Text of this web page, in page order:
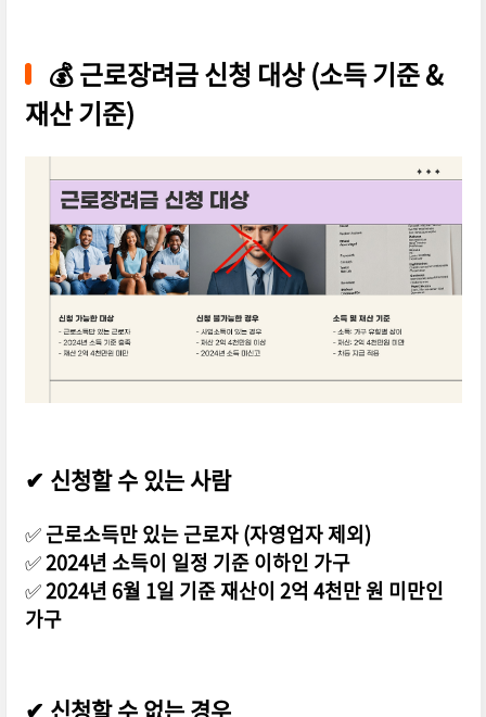
💰근로장려금 신청 대상 (소득 기준 &
재산 기준)
✔ 신청할 수 있는 사람
✅근로소득만 있는 근로자 (자영업자 제외)
✅2024년 소득이 일정 기준 이하인 가구
✅2024년 6월 1일 기준 재산이 2억 4천만 원 미만인
가구
✔ 신청할 수 없는 경우